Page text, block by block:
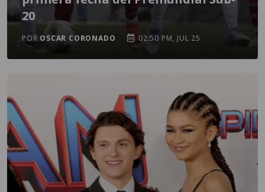
20
POR OSCAR CORONADO 02:50 PM, JUL 25